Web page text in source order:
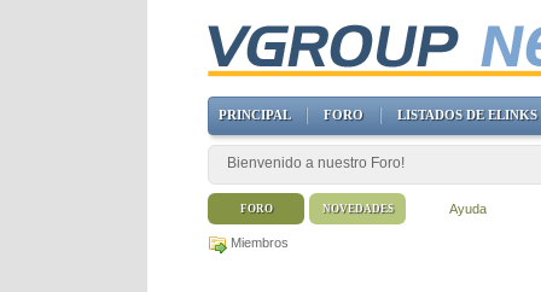
Miembros
PRINCIPAL FORO LISTADOS DE ELINKS
Bienvenido a nuestro Foro!
FORO Ayuda
NOVEDADES